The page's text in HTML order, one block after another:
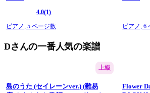
4.0(1)
ピアノ, 5 ページ数
ピアノ,6
Dさんの一番人気の楽譜
上級
島のうた (セイレーンver.) (難易
Flower